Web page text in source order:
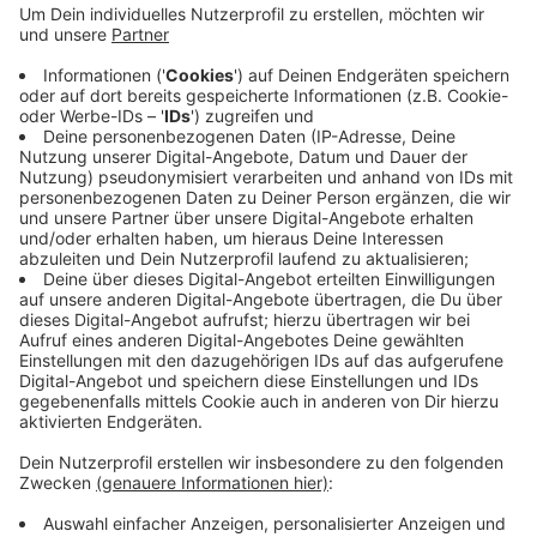
Remscheid zuständig ist. Im Rahmen der
wurde das Netzwerk jetzt von einer Jury
ausgezeichnet. Die Vereinten Nationen haben die
Jahre 2011 bis 2020 als Dekade für die Biologische
Vielfalt ausgerufen. Sie wollen dadurch den Kampf
gegen das Artensterben unterstützen.
Veröffentlicht:Mittwoch, 23.10.2019 15:27
Anzeige